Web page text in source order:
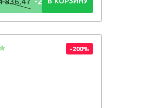
Р
-200%